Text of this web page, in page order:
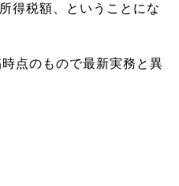
得税額、ということにな
点のもので最新実務と異